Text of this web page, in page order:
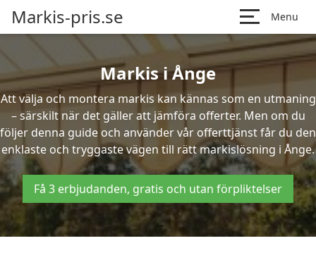
Markis-pris.se Menu
Markis i Ånge
Att välja och montera markis kan kännas som en utmaning
– särskilt när det gäller att jämföra offerter. Men om du
följer denna guide och använder vår offerttjänst får du den
enklaste och tryggaste vägen till rätt markislösning i Ånge.
Få 3 erbjudanden, gratis och utan förpliktelser